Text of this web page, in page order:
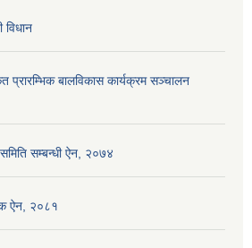
विधान
प्रारम्भिक बालविकास कार्यक्रम सञ्चालन
समिति सम्बन्धी ऐन, २०७४
ऐन, २०८१